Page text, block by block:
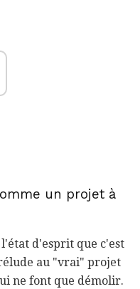
un projet à
d'esprit que c'est
au "vrai" projet
ne font que démolir.